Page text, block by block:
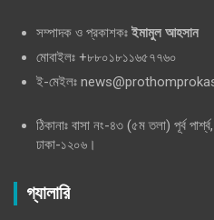
সম্পাদক ও প্রকাশকঃ ইমামুল আহসান
মোবাইলঃ +৮৮০১৮১১৬৫৭৭৬০
ই-মেইলঃ
ঠিকানাঃ বাসা নং-৪৩ (৫ম তলা) পূর্ব
ঢাকা-১২০৬।
গ্যালারি